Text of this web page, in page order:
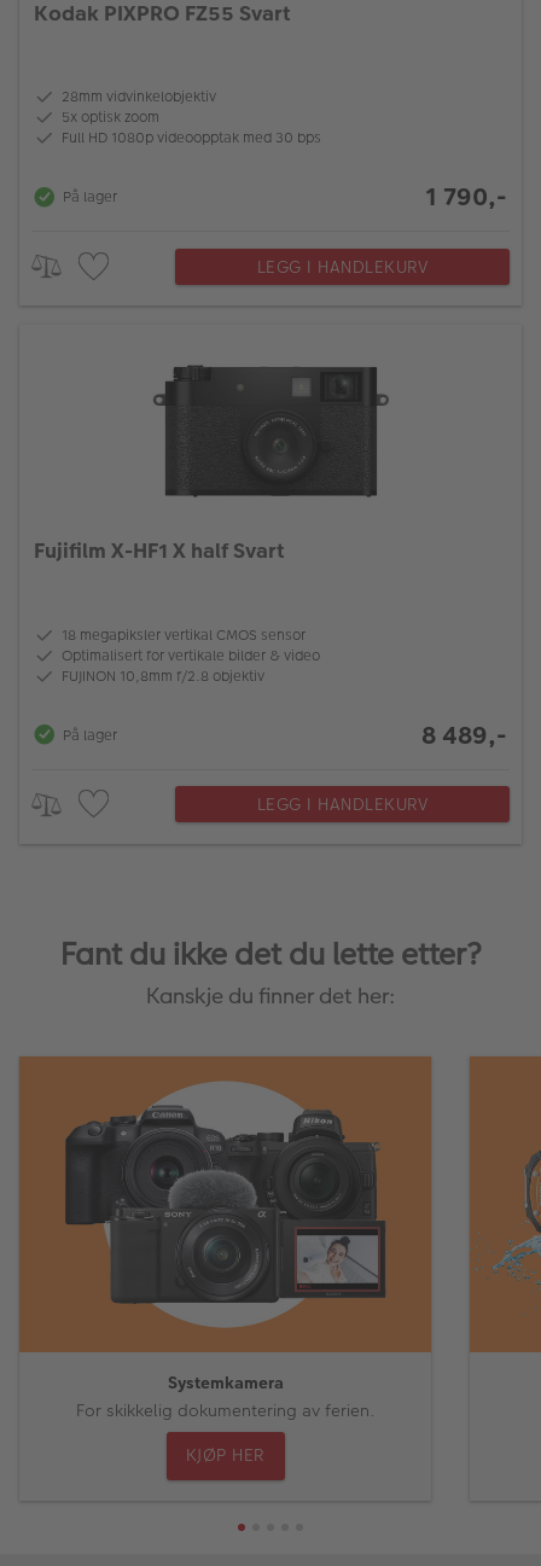
Kodak PIXPRO FZ55 Svart
28mm vidvinkelobjektiv
5x optisk zoom
Full HD 1080p videoopptak med 30 bps
På lager 1 790,-
LEGG I HANDLEKURV
Fujifilm X-HF1 X half Svart
18 megapiksler vertikal CMOS sensor
Optimalisert for vertikale bilder & video
FUJINON 10,8mm f/2.8 objektiv
På lager 8 489,-
LEGG I HANDLEKURV
Fant du ikke det du lette etter?
Kanskje du finner det her:
Systemkamera
For skikkelig dokumentering av ferien.
KJØP HER